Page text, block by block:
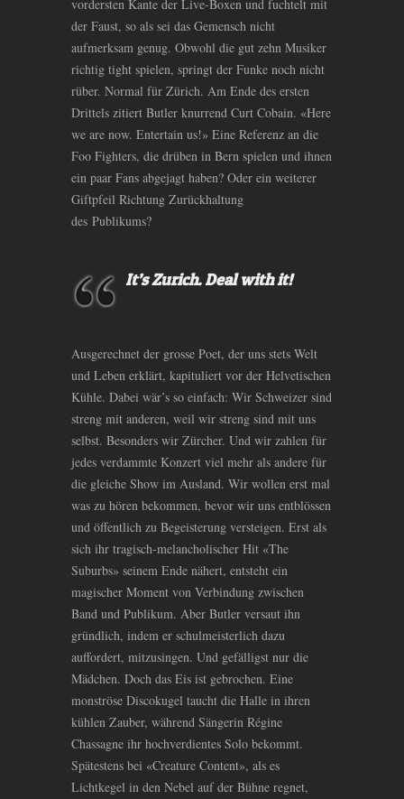
vordersten Kante der Live-Boxen und fuchtelt mit
der Faust, so als sei das Gemensch nicht
aufmerksam genug. Obwohl die gut zehn Musiker
richtig tight spielen, springt der Funke noch nicht
rüber. Normal für Zürich. Am Ende des ersten
Drittels zitiert Butler knurrend Curt Cobain. «Here
we are now. Entertain us!» Eine Referenz an die
Foo Fighters, die drüben in Bern spielen und ihnen
ein paar Fans abgejagt haben? Oder ein weiterer
Giftpfeil Richtung Zurückhaltung
des Publikums?
It’s Zurich. Deal with it!
Ausgerechnet der grosse Poet, der uns stets Welt
und Leben erklärt, kapituliert vor der Helvetischen
Kühle. Dabei wär’s so einfach: Wir Schweizer sind
streng mit anderen, weil wir streng sind mit uns
selbst. Besonders wir Zürcher. Und wir zahlen für
jedes verdammte Konzert viel mehr als andere für
die gleiche Show im Ausland. Wir wollen erst mal
was zu hören bekommen, bevor wir uns entblössen
und öffentlich zu Begeisterung versteigen. Erst als
sich ihr tragisch-melancholischer Hit «The
Suburbs» seinem Ende nähert, entsteht ein
magischer Moment von Verbindung zwischen
Band und Publikum. Aber Butler versaut ihn
gründlich, indem er schulmeisterlich dazu
auffordert, mitzusingen. Und gefälligst nur die
Mädchen. Doch das Eis ist gebrochen. Eine
monströse Discokugel taucht die Halle in ihren
kühlen Zauber, während Sängerin Régine
Chassagne ihr hochverdientes Solo bekommt.
Spätestens bei «Creature Content», als es
Lichtkegel in den Nebel auf der Bühne regnet,